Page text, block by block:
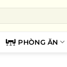
PHÒNG ĂN